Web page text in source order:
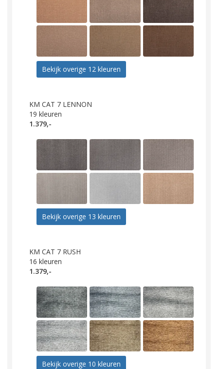
Bekijk overige 12 kleuren
KM CAT 7 LENNON
19 kleuren
1.379,-
Bekijk overige 13 kleuren
KM CAT 7 RUSH
16 kleuren
1.379,-
Bekijk overige 10 kleuren